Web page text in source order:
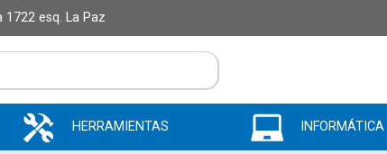
1722 esq. La Paz
HERRAMIENTAS INFORMÁTICA